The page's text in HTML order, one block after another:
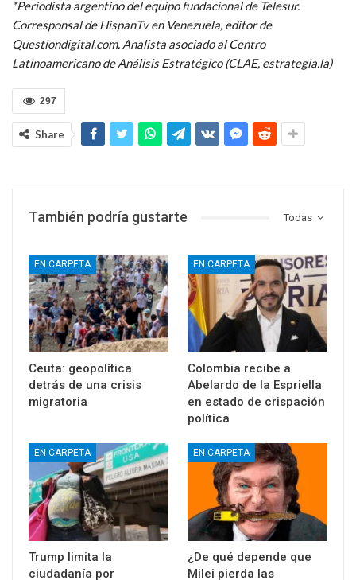
*Periodista argentino del equipo fundacional de Telesur.
Corresponsal de HispanTv en Venezuela, editor de
Questiondigital.com. Analista asociado al Centro
Latinoamericano de Análisis Estratégico (CLAE, estrategia.la)
297
Share
Todas
También podría gustarte
EN CARPETA
Ceuta: geopolítica
detrás de una crisis
migratoria
EN CARPETA
Colombia recibe a
Abelardo de la Espriella
en estado de crispación
política
EN CARPETA
Trump limita la
ciudadanía por
EN CARPETA
¿De qué depende que
Milei pierda las